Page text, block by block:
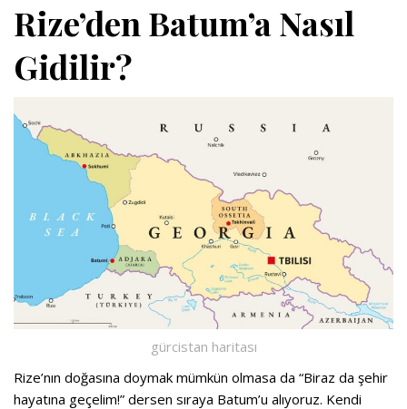
Rize’den Batum’a Nasıl
Gidilir?
gürcistan haritası
Rize’nın doğasına doymak mümkün olmasa da “Biraz da şehir
hayatına geçelim!” dersen sıraya Batum’u alıyoruz. Kendi